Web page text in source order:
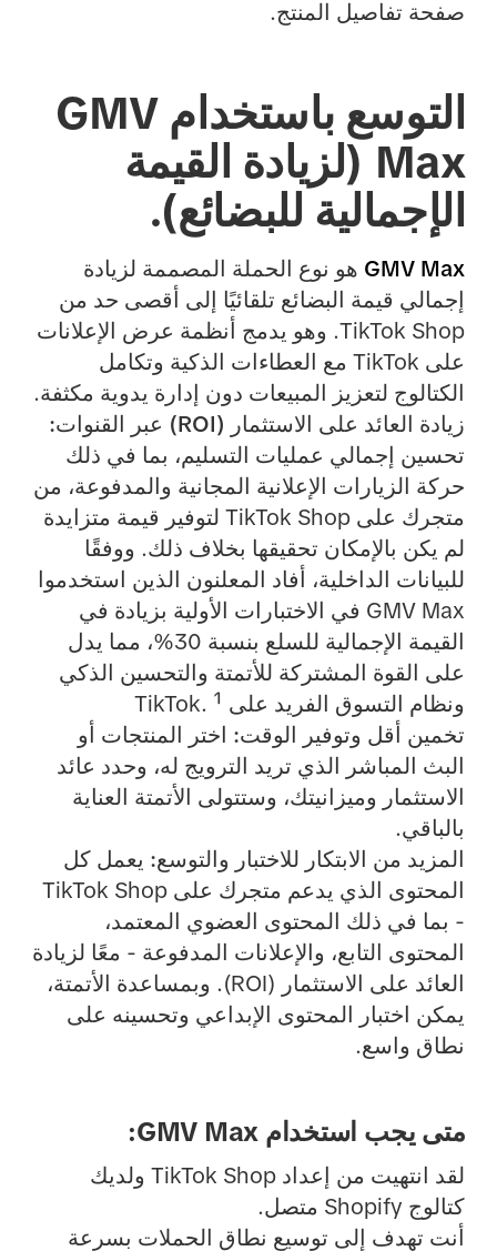
صفحة تفاصيل المنتج.
التوسع باستخدام GMV
Max (لزيادة القيمة
الإجمالية للبضائع).
GMV Max هو نوع الحملة المصممة لزيادة
إجمالي قيمة البضائع تلقائيًا إلى أقصى حد من
TikTok Shop. وهو يدمج أنظمة عرض الإعلانات
على TikTok مع العطاءات الذكية وتكامل
الكتالوج لتعزيز المبيعات دون إدارة يدوية مكثفة.
زيادة العائد على الاستثمار (ROI) عبر القنوات:
تحسين إجمالي عمليات التسليم، بما في ذلك
حركة الزيارات الإعلانية المجانية والمدفوعة، من
متجرك على TikTok Shop لتوفير قيمة متزايدة
لم يكن بالإمكان تحقيقها بخلاف ذلك. ووفقًا
للبيانات الداخلية، أفاد المعلنون الذين استخدموا
GMV Max في الاختبارات الأولية بزيادة في
القيمة الإجمالية للسلع بنسبة 30%، مما يدل
على القوة المشتركة للأتمتة والتحسين الذكي
ونظام التسوق الفريد على TikTok. ¹
تخمين أقل وتوفير الوقت: اختر المنتجات أو
البث المباشر الذي تريد الترويج له، وحدد عائد
الاستثمار وميزانيتك، وستتولى الأتمتة العناية
بالباقي.
المزيد من الابتكار للاختبار والتوسع: يعمل كل
المحتوى الذي يدعم متجرك على TikTok Shop
- بما في ذلك المحتوى العضوي المعتمد،
المحتوى التابع، والإعلانات المدفوعة - معًا لزيادة
العائد على الاستثمار (ROI). وبمساعدة الأتمتة،
يمكن اختبار المحتوى الإبداعي وتحسينه على
نطاق واسع.
متى يجب استخدام GMV Max:
لقد انتهيت من إعداد TikTok Shop ولديك
كتالوج Shopify متصل.
أنت تهدف إلى توسيع نطاق الحملات بسرعة